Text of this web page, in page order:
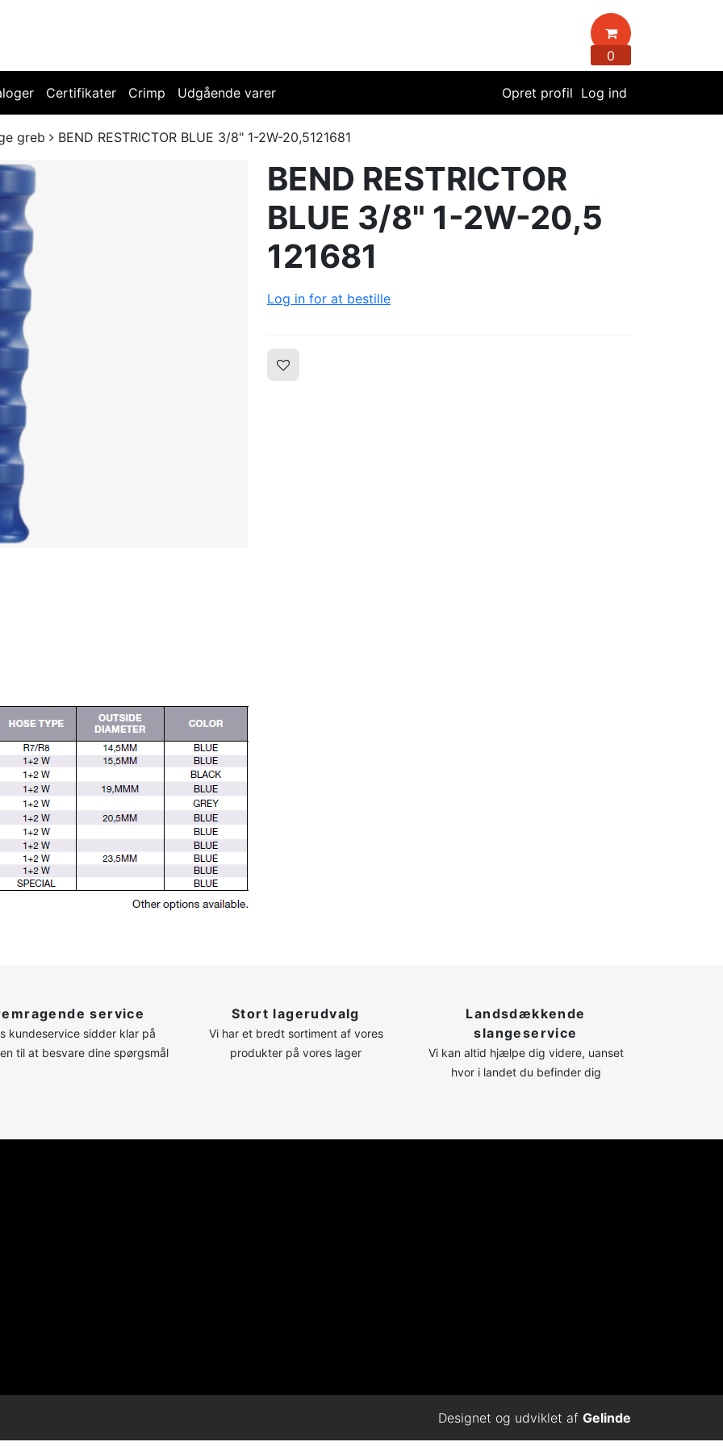
0
Certifikater Crimp Udgående varer Log ind
Opret profil
greb BEND RESTRICTOR BLUE 3/8" 1-2W-20,5121681
BEND RESTRICTOR
BLUE 3/8" 1-2W-20,5
121681
Log in for at bestille
service
kundeservice sidder klar på
til at besvare dine spørgsmål
Stort lagerudvalg
Vi har et bredt sortiment af vores
produkter på vores lager
Landsdækkende
slangeservice
Vi kan altid hjælpe dig videre, uanset
hvor i landet du befinder dig
Designet og udviklet af Gelinde